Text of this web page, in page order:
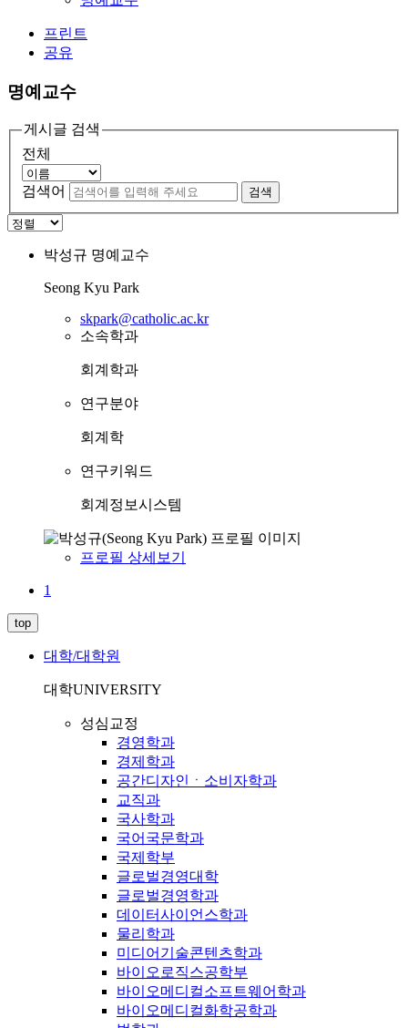
프린트
공유
명예교수
게시글 검색
전체
검색어 검색
박성규 명예교수
Seong Kyu Park
skpark@catholic.ac.kr
소속학과
회계학과
연구분야
회계학
연구키워드
회계정보시스템
프로필 상세보기
1
top
대학/대학원
대학UNIVERSITY
성심교정
경영학과
경제학과
공간디자인ㆍ소비자학과
교직과
국사학과
국어국문학과
국제학부
글로벌경영대학
글로벌경영학과
데이터사이언스학과
물리학과
미디어기술콘텐츠학과
바이오로직스공학부
바이오메디컬소프트웨어학과
바이오메디컬화학공학과